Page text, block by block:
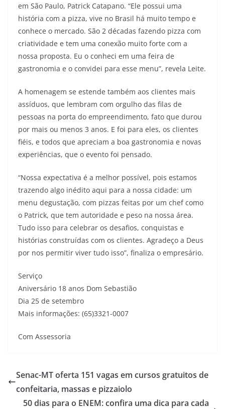
em São Paulo, Patrick Catapano. “Ele possui uma
história com a pizza, vive no Brasil há muito tempo e
conhece o mercado. São 2 décadas fazendo pizza com
criatividade e tem uma conexão muito forte com a
nossa proposta. Eu o conheci em uma feira de
gastronomia e o convidei para esse menu”, revela Leite.
A homenagem se estende também aos clientes mais
assíduos, que lembram com orgulho das filas de
pessoas na porta do empreendimento, fato que durou
por mais ou menos 3 anos. E foi para eles, os clientes
fiéis, e todos que apreciam a boa gastronomia e novas
experiências, que o evento foi pensado.
“Nossa expectativa é a melhor possível, pois estamos
trazendo algo inédito aqui para a nossa cidade: um
menu degustação, com pizzas feitas por um chef como
o Patrick, que tem autoridade e peso na nossa área.
Tudo isso para celebrar os desafios, conquistas e
histórias construídas com os clientes. Agradeço a Deus
por nos permitir viver tudo isso”, finaliza o empresário.
Serviço
Aniversário 18 anos Dom Sebastião
Dia 25 de setembro
Mais informações: (65)3321-0007
Com Assessoria
Senac-MT oferta 151 vagas em cursos gratuitos de
confeitaria, massas e pizzaiolo
50 dias para o ENEM: confira uma dica para cada